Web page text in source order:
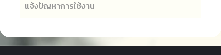
แจ้งปัญหาการใช้งาน